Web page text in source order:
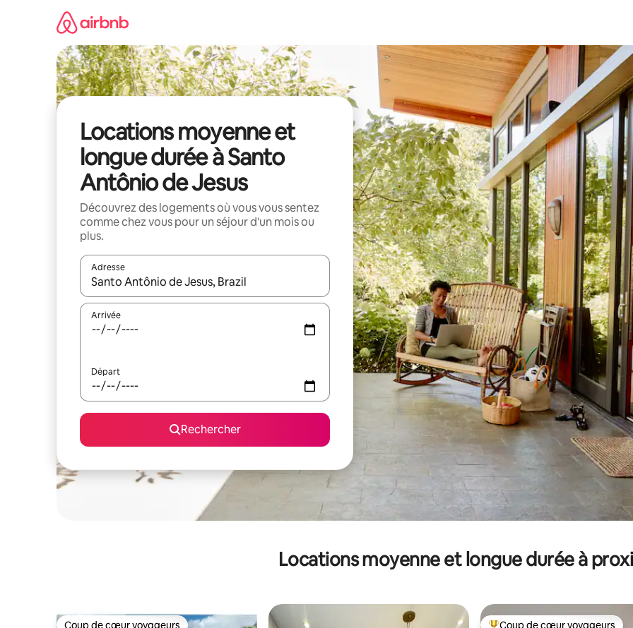
Locations moyenne et
longue durée à Santo
Antônio de Jesus
Découvrez des logements où vous vous sentez
comme chez vous pour un séjour d'un mois ou
plus.
Adresse
Lorsque les résultats s'affichent, utilisez les flèches vers le haut et vers le bas pour les parcourir ou en appuyant et en
Arrivée
Départ
Rechercher
Locations moyenne et longue durée à
Coup de cœur voyageurs Coup de cœur voyageurs